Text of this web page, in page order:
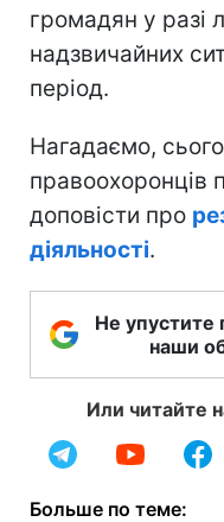
громадян у разі
надзвичайних
період.
Нагадаємо,
правоохоронців
доповісти про
діяльності.
Не упустите
наши
Или читайте
Больше по теме: